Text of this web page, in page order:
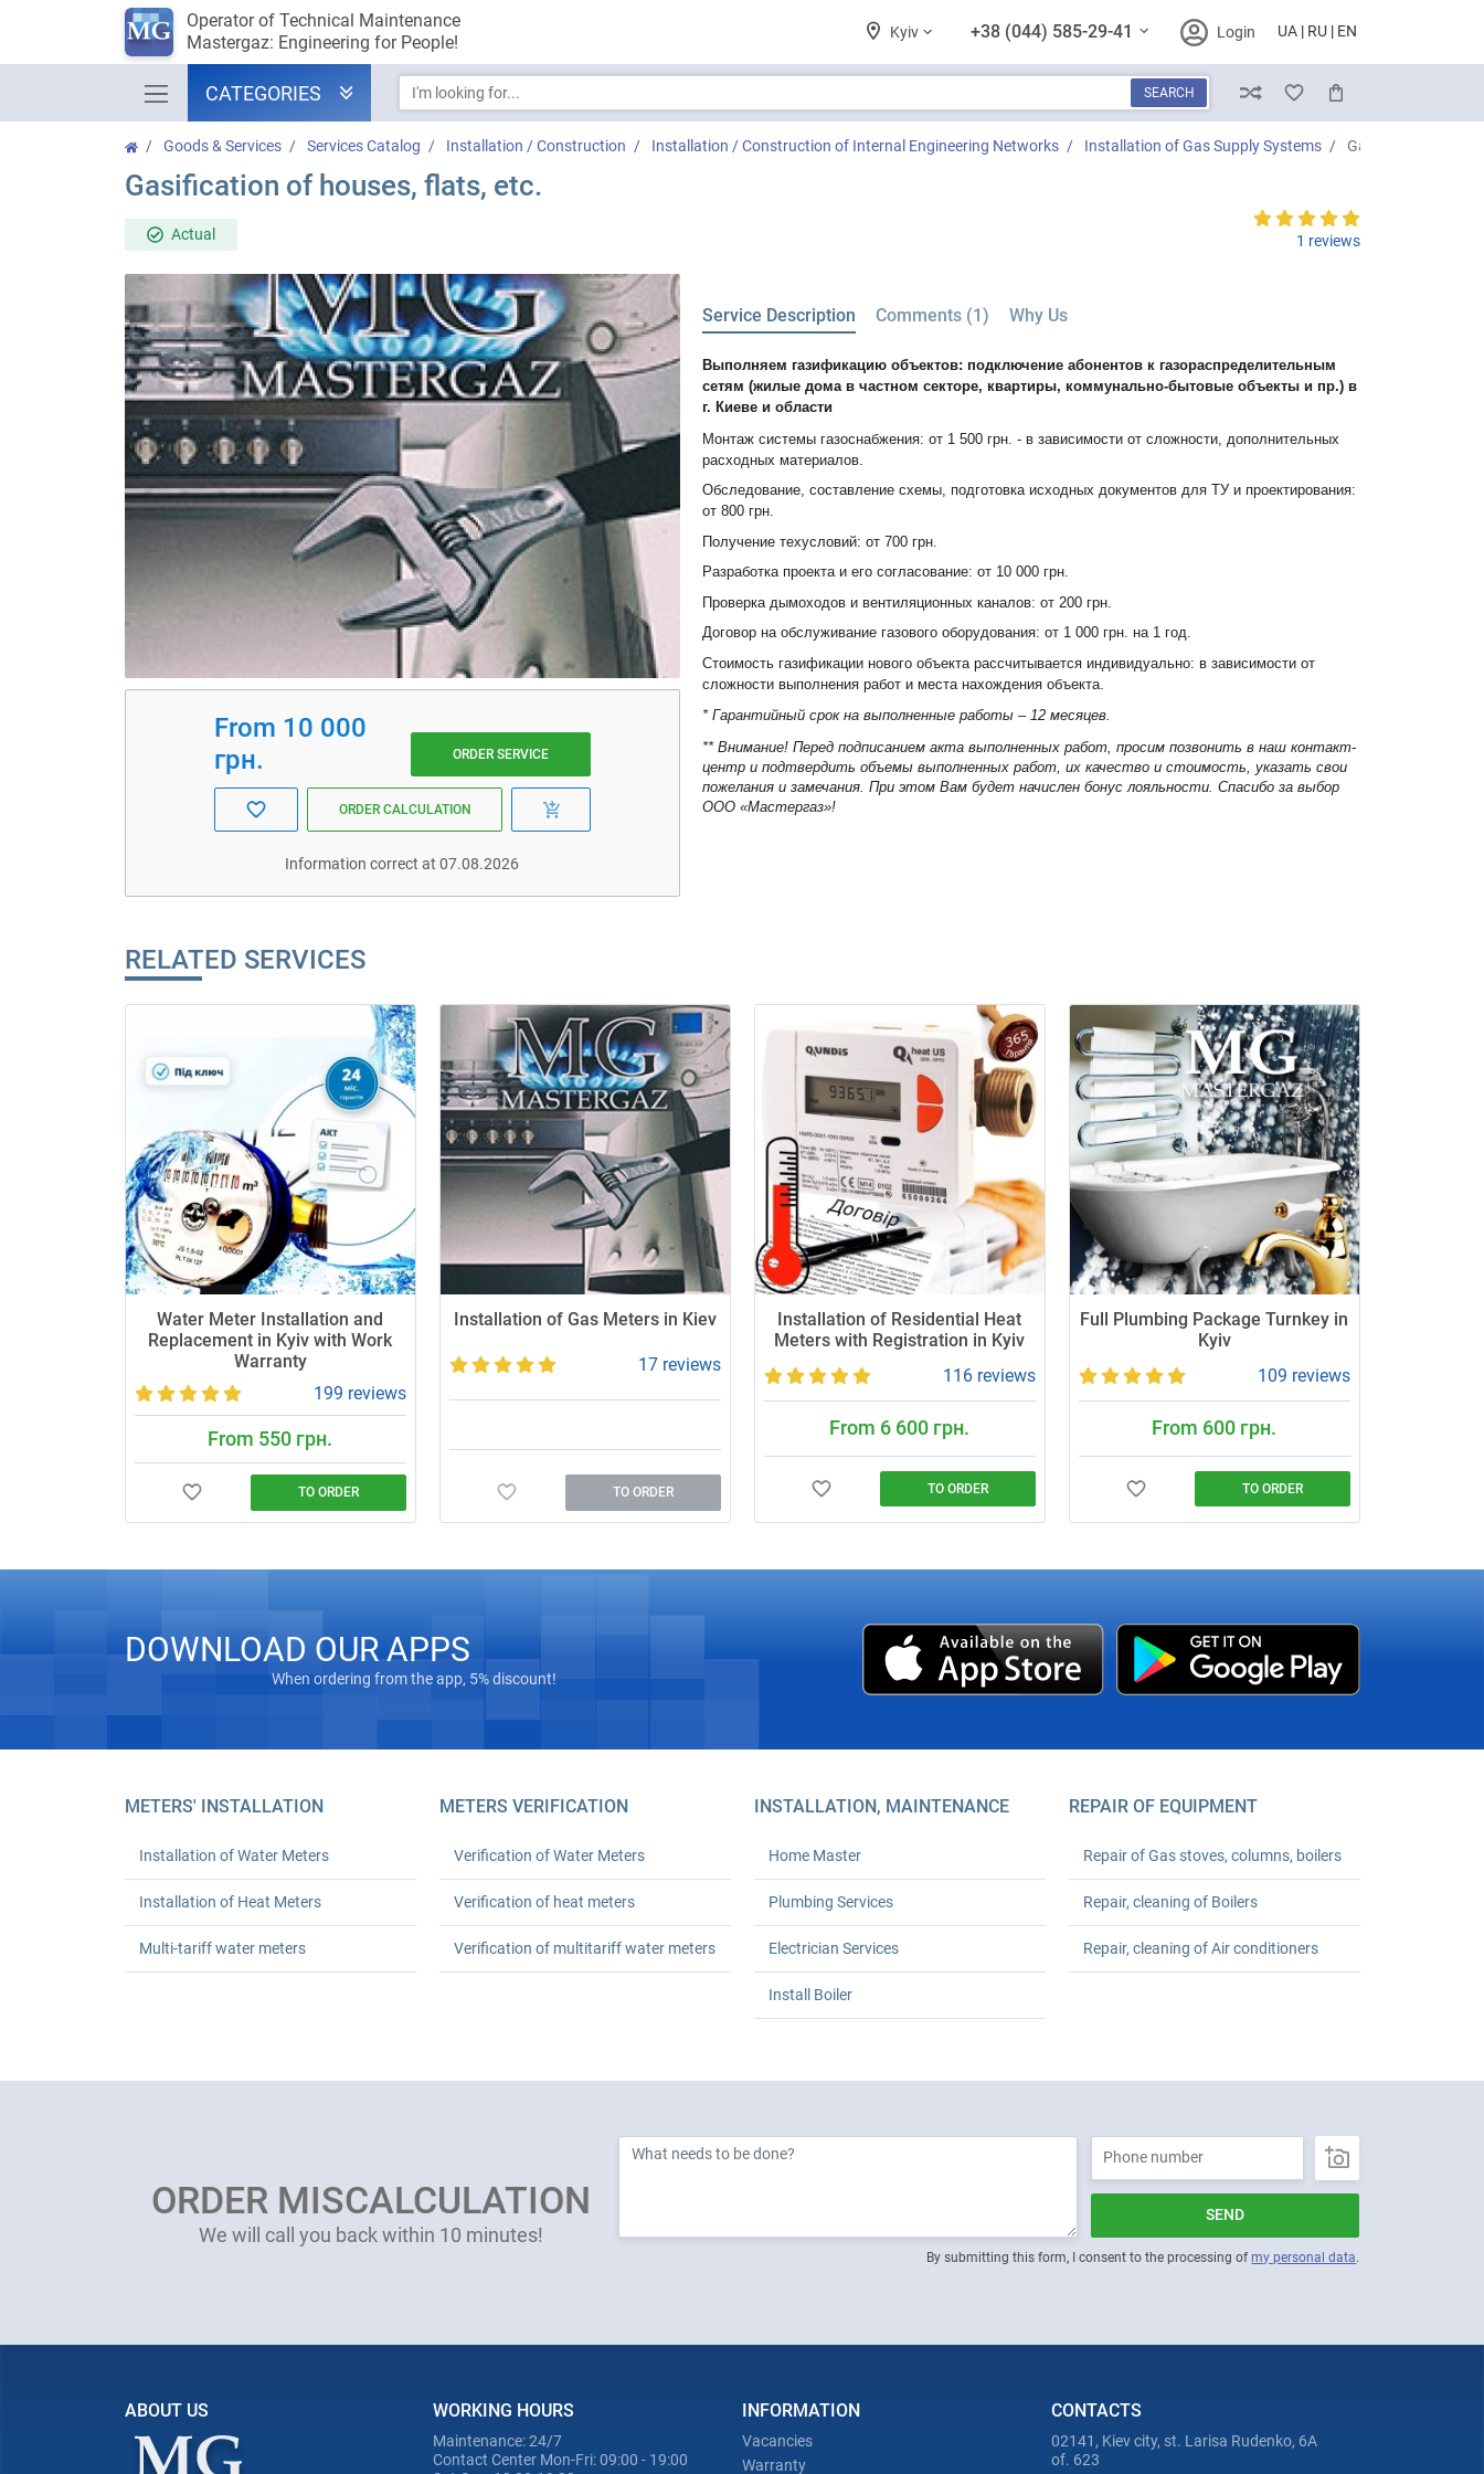
Operator of Technical Maintenance
Mastergaz: Engineering for People!
Kyiv +38 (044) 585-29-41 Login UA RU EN
CATEGORIES SEARCH CompareWish ListCart
Goods & Services Services Catalog Installation / Construction Installation / Construction of Internal Engineering Networks Installation of Gas Supply Systems Gasification of
Gasification of houses, flats, etc.
Actual 1 reviews
From 10 000
грн.
ORDER SERVICE
ORDER CALCULATION
Information correct at 07.08.2026
Service Description Comments (1) Why Us
Выполняем газификацию объектов: подключение абонентов к газораспределительным
сетям (жилые дома в частном секторе, квартиры, коммунально-бытовые объекты и пр.) в
г. Киеве и области
Монтаж системы газоснабжения: от 1 500 грн. - в зависимости от сложности, дополнительных
расходных материалов.
Обследование, составление схемы, подготовка исходных документов для ТУ и проектирования:
от 800 грн.
Получение техусловий: от 700 грн.
Разработка проекта и его согласование: от 10 000 грн.
Проверка дымоходов и вентиляционных каналов: от 200 грн.
Договор на обслуживание газового оборудования: от 1 000 грн. на 1 год.
Стоимость газификации нового объекта рассчитывается индивидуально: в зависимости от
сложности выполнения работ и места нахождения объекта.
* Гарантийный срок на выполненные работы – 12 месяцев.
** Внимание! Перед подписанием акта выполненных работ, просим позвонить в наш контакт-
центр и подтвердить объемы выполненных работ, их качество и стоимость, указать свои
пожелания и замечания. При этом Вам будет начислен бонус лояльности. Спасибо за выбор
ООО «Мастергаз»!
RELATED SERVICES
Water Meter Installation and
Replacement in Kyiv with Work
Warranty
199 reviews
From 550 грн.
TO ORDER
for one or UAH 1,080 for two; leak test
Installation of Gas Meters in Kiev
17 reviews
TO ORDER
Installation of Residential Heat
Meters with Registration in Kyiv
116 reviews
From 6 600 грн.
TO ORDER
Mastergaz’s licensed seal and
houses (HOAs). Prices from UAH 6,600.
24‑month workmanship warranty. Save
up to 30 % on heating.
Full Plumbing Package Turnkey in
Kyiv
109 reviews
From 600 грн.
TO ORDER
complexity. We arrive on time. Order your
DOWNLOAD OUR APPS
When ordering from the app, 5% discount!
METERS' INSTALLATION
Installation of Water Meters
Installation of Heat Meters
Multi-tariff water meters
METERS VERIFICATION
Verification of Water Meters
Verification of heat meters
Verification of multitariff water meters
INSTALLATION, MAINTENANCE
Home Master
Plumbing Services
Electrician Services
Install Boiler
REPAIR OF EQUIPMENT
Repair of Gas stoves, columns, boilers
Repair, cleaning of Boilers
Repair, cleaning of Air conditioners
ORDER MISCALCULATION
We will call you back within 10 minutes!
SEND
By submitting this form, I consent to the processing ofmy personal data.
ABOUT US WORKING HOURS
Maintenance: 24/7
Contact Center Mon-Fri: 09:00 - 19:00
INFORMATION
Vacancies
Warranty
CONTACTS
02141, Kiev city, st. Larisa Rudenko, 6A
of. 623